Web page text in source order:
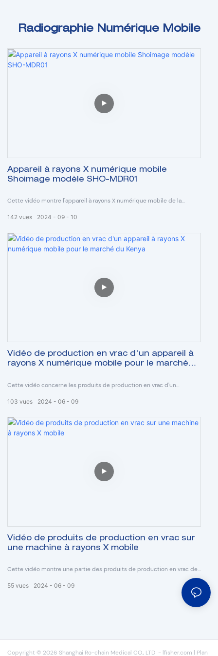
Radiographie Numérique Mobile
Appareil à rayons X numérique mobile
Shoimage modèle SHO-MDR01
Cette vidéo montre l'appareil à rayons X numérique mobile de la
Modèle série SHO-MDR.
2024 09 10
142 vues
Vidéo de production en vrac d'un appareil à
rayons X numérique mobile pour le marché
Cette vidéo concerne les produits de production en vrac d'un
destinés au marché kenyan.
2024 06 09
103 vues
Vidéo de produits de production en vrac sur
une machine à rayons X mobile
Cette vidéo montre une partie des produits de production en vrac de
l'appareil à rayons X numérique mobile destinés au marché kenyan.
2024 06 09
55 vues
Copyright © 2026 Shanghai Ro-chain Medical CO., LTD - lfisher.com | Plan